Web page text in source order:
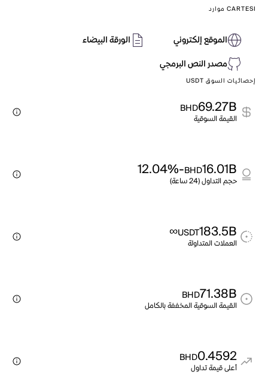
CARTESI موارد
الموقع إلكتروني
الورقة البيضاء
مصدر النص البرمجي
إحصائيات السوق USDT
69.27B
BHD
القيمة السوقية
16.01B
BHD
-12.04%
حجم التداول (24 ساعة)
183.5B
USDT
∞
العملات المتداولة
71.38B
BHD
القيمة السوقية المخففة بالكامل
0.4592
BHD
أعلى قيمة تداول